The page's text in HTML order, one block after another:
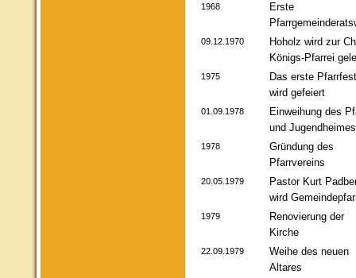
1968
Erste
09.12.1970
Hoholz wird zur
Königs-Pfarrei
1975
Das erste Pfarrfest
wird gefeiert
01.09.1978
Einweihung des
und Jugendheimes
1978
Gründung des
Pfarrvereins
20.05.1979
Pastor Kurt
wird
1979
Renovierung der
Kirche
22.09.1979
Weihe des neuen
Altares